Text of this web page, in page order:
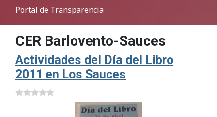
Portal de Transparencia
CER Barlovento-Sauces
Actividades del Día del Libro
2011 en Los Sauces